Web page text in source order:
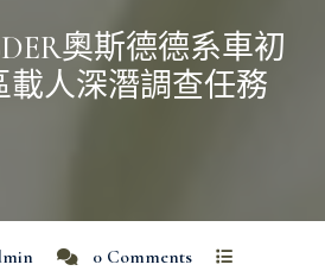
奧斯德德系車初
載人深潛調查任務
0 Comments